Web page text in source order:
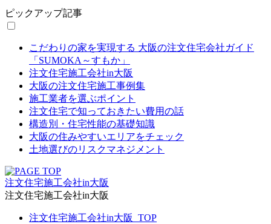
ピックアップ記事
こだわりの家を実現する 大阪の注文住宅会社ガイド
「SUMOKA～すもか」
注文住宅施工会社in大阪
大阪の注文住宅施工事例集
施工業者を選ぶポイント
注文住宅で知っておきたい費用の話
構造別・住宅性能の基礎知識
大阪の住みやすいエリアをチェック
土地選びのリスクマネジメント
注文住宅施工会社in大阪
注文住宅施工会社in大阪
注文住宅施工会社in大阪_TOP